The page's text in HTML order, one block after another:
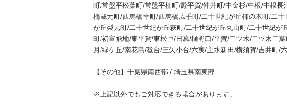
町/常盤平松葉町/常盤平柳町/殿平賀/仲井町/中金杉/中根/中根
橋蔵元町/西馬橋幸町/西馬橋広手町/二十世紀が丘柿の木町/二
が丘梨元町/二十世紀が丘萩町/二十世紀が丘丸山町/二十世紀
町/初富飛地/東平賀/東松戸/日暮/樋野口/平賀/二ツ木/二ツ木二
月/緑ケ丘/南花島/稔台/三矢小台/六実/主水新田/横須賀/吉井町/
【その他】千葉県南西部 / 埼玉県南東部
※上記以外でもご対応できる場合があります。